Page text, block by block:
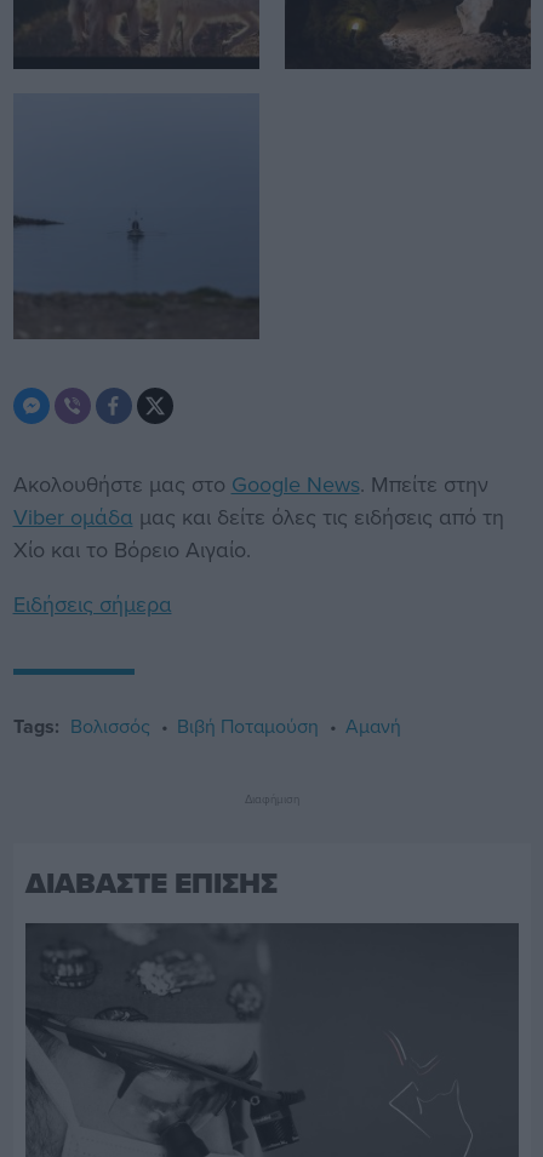
Ακολουθήστε μας στο Google News. Μπείτε στην
Viber ομάδα μας και δείτε όλες τις ειδήσεις από τη
Χίο και το Βόρειο Αιγαίο.
Ειδήσεις σήμερα
Tags: Βολισσός Βιβή Ποταμούση Αμανή
Διαφήμιση
ΔΙΑΒΑΣΤΕ ΕΠΙΣΗΣ